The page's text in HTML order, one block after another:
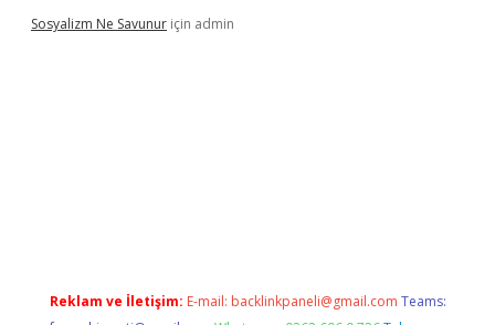
Sosyalizm Ne Savunur için admin
Reklam ve İletişim: E-mail: backlinkpaneli@gmail.com Teams: